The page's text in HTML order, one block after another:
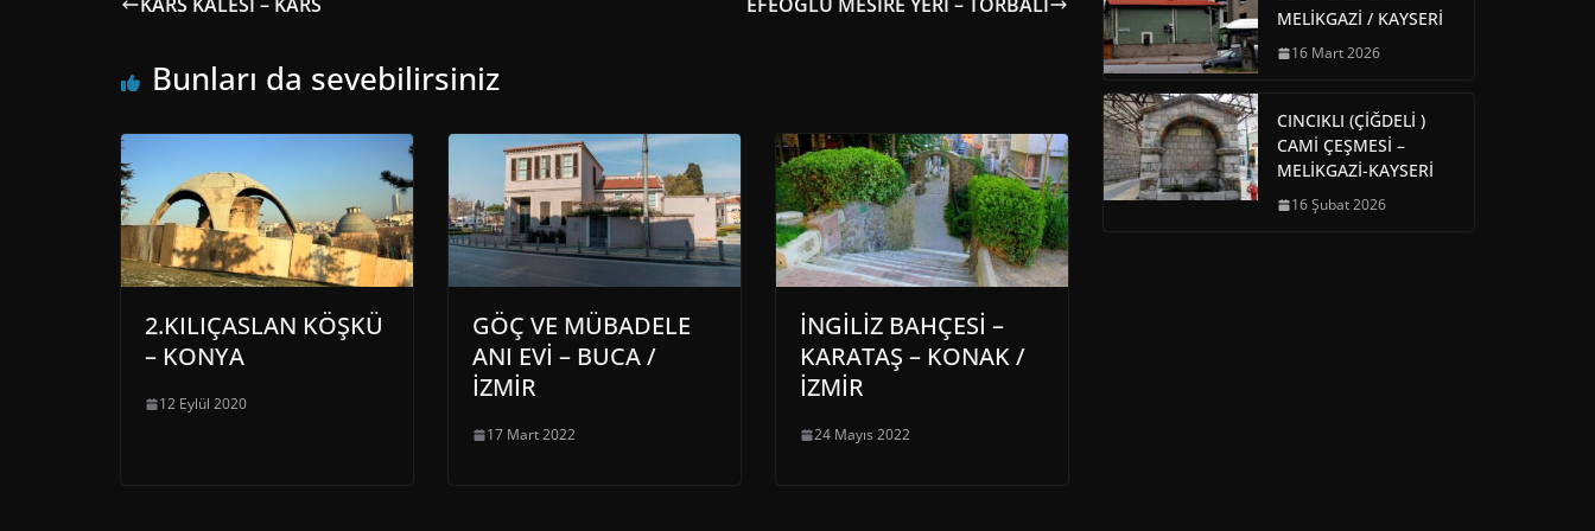
Bunları da sevebilirsiniz
2.KILIÇASLAN KÖŞKÜ
– KONYA
12 Eylül 2020
GÖÇ VE MÜBADELE
ANI EVİ – BUCA /
İZMİR
17 Mart 2022
İNGİLİZ BAHÇESİ –
KARATAŞ – KONAK /
İZMİR
24 Mayıs 2022
MELİKGAZİ / KAYSERİ
16 Mart 2026
CINCIKLI (ÇİĞDELİ )
CAMİ ÇEŞMESİ –
MELİKGAZİ-KAYSERİ
16 Şubat 2026